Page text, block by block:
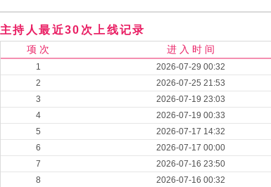
主持人最近30次上线记录
项 次 进 入 时 间
1 2026-07-29 00:32
2
2026-07-25 21:53
3
2026-07-19 23:03
4
2026-07-19 00:33
5
2026-07-17 14:32
6
2026-07-17 00:00
7
2026-07-16 23:50
8
2026-07-16 00:32